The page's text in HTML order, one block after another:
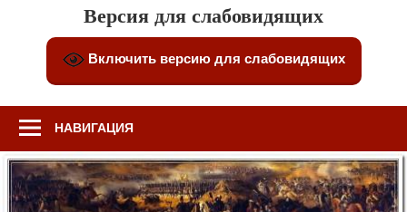
Версия для слабовидящих
Включить версию для слабовидящих
НАВИГАЦИЯ